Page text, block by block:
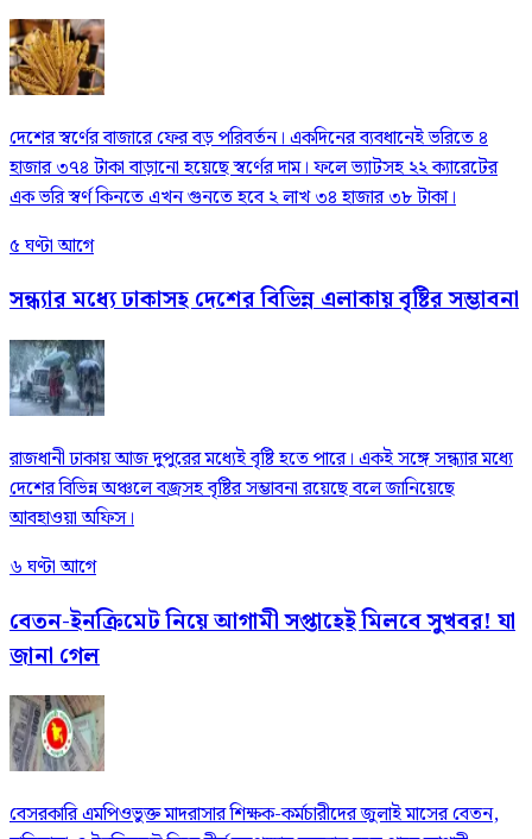
দেশের স্বর্ণের বাজারে ফের বড় পরিবর্তন। একদিনের ব্যবধানেই ভরিতে ৪
হাজার ৩৭৪ টাকা বাড়ানো হয়েছে স্বর্ণের দাম। ফলে ভ্যাটসহ ২২ ক্যারেটের
এক ভরি স্বর্ণ কিনতে এখন গুনতে হবে ২ লাখ ৩৪ হাজার ৩৮ টাকা।
৫ ঘণ্টা আগে
সন্ধ্যার মধ্যে ঢাকাসহ দেশের বিভিন্ন এলাকায় বৃষ্টির সম্ভাবনা
রাজধানী ঢাকায় আজ দুপুরের মধ্যেই বৃষ্টি হতে পারে। একই সঙ্গে সন্ধ্যার মধ্যে
দেশের বিভিন্ন অঞ্চলে বজ্রসহ বৃষ্টির সম্ভাবনা রয়েছে বলে জানিয়েছে
আবহাওয়া অফিস।
৬ ঘণ্টা আগে
বেতন-ইনক্রিমেট নিয়ে আগামী সপ্তাহেই মিলবে সুখবর! যা
জানা গেল
বেসরকারি এমপিওভুক্ত মাদরাসার শিক্ষক-কর্মচারীদের জুলাই মাসের বেতন,